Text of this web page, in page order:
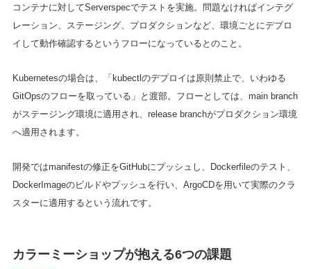
コンテナに対してServerspecでテストを実施。問題なければインテグ
レーション、ステージング、プロダクションなど、環境ごとにデプロ
イして動作確認するというフローになっているとのこと。
Kubernetesの場合は、「kubectlのデプロイは原則禁止で、いわゆる
GitOpsのフローを取っている」と渡部。フローとしては、main branch
がステージング環境に適用され、release branchがプロダクション環境
へ適用されます。
開発ではmanifestの修正をGitHubにプッシュし、Dockerfileのテスト、
DockerImageのビルドやプッシュを行い、ArgoCDを用いて実際のクラ
スターに適用するという流れです。
カラーミーショップが抱える6つの課題